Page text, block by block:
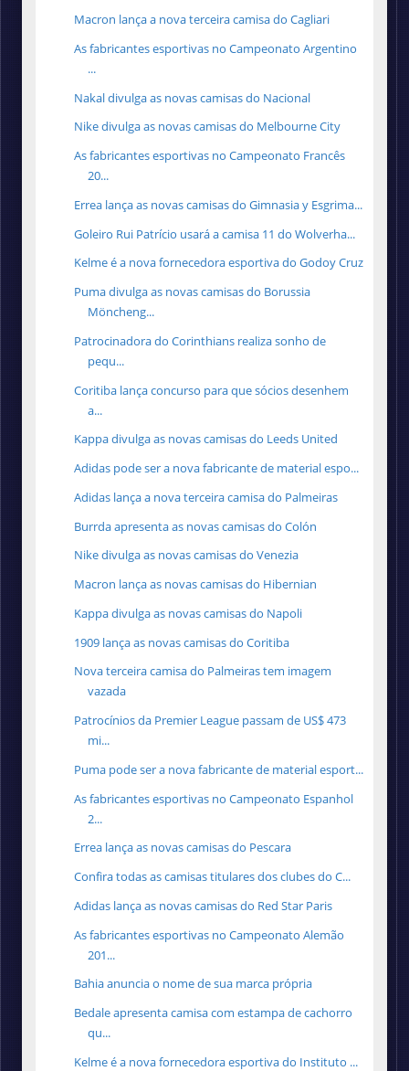
Macron lança a nova terceira camisa do Cagliari
As fabricantes esportivas no Campeonato Argentino
...
Nakal divulga as novas camisas do Nacional
Nike divulga as novas camisas do Melbourne City
As fabricantes esportivas no Campeonato Francês
20...
Errea lança as novas camisas do Gimnasia y Esgrima...
Goleiro Rui Patrício usará a camisa 11 do Wolverha...
Kelme é a nova fornecedora esportiva do Godoy Cruz
Puma divulga as novas camisas do Borussia
Möncheng...
Patrocinadora do Corinthians realiza sonho de
pequ...
Coritiba lança concurso para que sócios desenhem
a...
Kappa divulga as novas camisas do Leeds United
Adidas pode ser a nova fabricante de material espo...
Adidas lança a nova terceira camisa do Palmeiras
Burrda apresenta as novas camisas do Colón
Nike divulga as novas camisas do Venezia
Macron lança as novas camisas do Hibernian
Kappa divulga as novas camisas do Napoli
1909 lança as novas camisas do Coritiba
Nova terceira camisa do Palmeiras tem imagem
vazada
Patrocínios da Premier League passam de US$ 473
mi...
Puma pode ser a nova fabricante de material esport...
As fabricantes esportivas no Campeonato Espanhol
2...
Errea lança as novas camisas do Pescara
Confira todas as camisas titulares dos clubes do C...
Adidas lança as novas camisas do Red Star Paris
As fabricantes esportivas no Campeonato Alemão
201...
Bahia anuncia o nome de sua marca própria
Bedale apresenta camisa com estampa de cachorro
qu...
Kelme é a nova fornecedora esportiva do Instituto ...